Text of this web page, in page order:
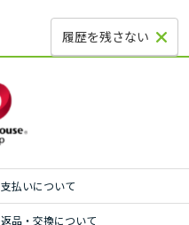
履歴を残さない
支払いについて
返品・交換について